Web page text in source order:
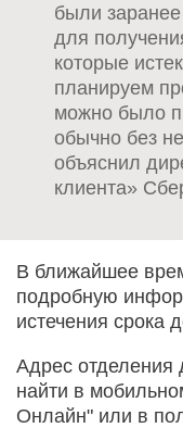
были
для
которые
планируем
можно было
обычно без
объяснил
клиента»
В ближайшее
подробную
истечения срока
Адрес отделения
найти в
Онлайн" или в